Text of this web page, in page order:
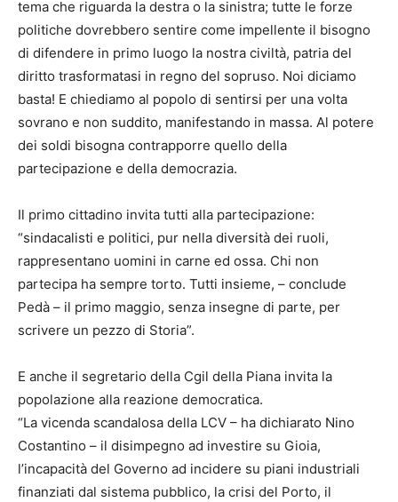
tema che riguarda la destra o la sinistra; tutte le forze
politiche dovrebbero sentire come impellente il bisogno
di difendere in primo luogo la nostra civiltà, patria del
diritto trasformatasi in regno del sopruso. Noi diciamo
basta! E chiediamo al popolo di sentirsi per una volta
sovrano e non suddito, manifestando in massa. Al potere
dei soldi bisogna contrapporre quello della
partecipazione e della democrazia.
Il primo cittadino invita tutti alla partecipazione:
“sindacalisti e politici, pur nella diversità dei ruoli,
rappresentano uomini in carne ed ossa. Chi non
partecipa ha sempre torto. Tutti insieme, – conclude
Pedà – il primo maggio, senza insegne di parte, per
scrivere un pezzo di Storia”.
E anche il segretario della Cgil della Piana invita la
popolazione alla reazione democratica.
“La vicenda scandalosa della LCV – ha dichiarato Nino
Costantino – il disimpegno ad investire su Gioia,
l’incapacità del Governo ad incidere su piani industriali
finanziati dal sistema pubblico, la crisi del Porto, il